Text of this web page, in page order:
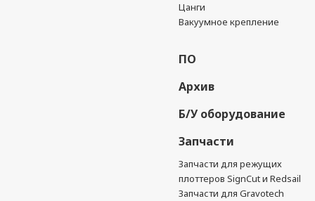
Цанги
Вакуумное крепление
ПО
Архив
Б/У оборудование
Запчасти
Запчасти для режущих
плоттеров SignCut и Redsail
Запчасти для Gravotech